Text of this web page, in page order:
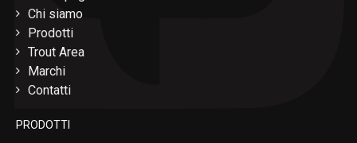
Chi siamo
Prodotti
Trout Area
Marchi
Contatti
PRODOTTI